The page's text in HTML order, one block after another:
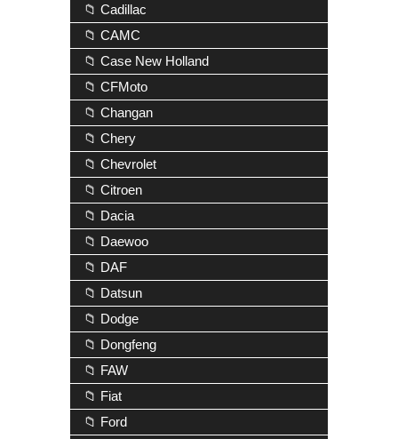
📁 Cadillac
📁 CAMC
📁 Case New Holland
📁 CFMoto
📁 Changan
📁 Chery
📁 Chevrolet
📁 Citroen
📁 Dacia
📁 Daewoo
📁 DAF
📁 Datsun
📁 Dodge
📁 Dongfeng
📁 FAW
📁 Fiat
📁 Ford